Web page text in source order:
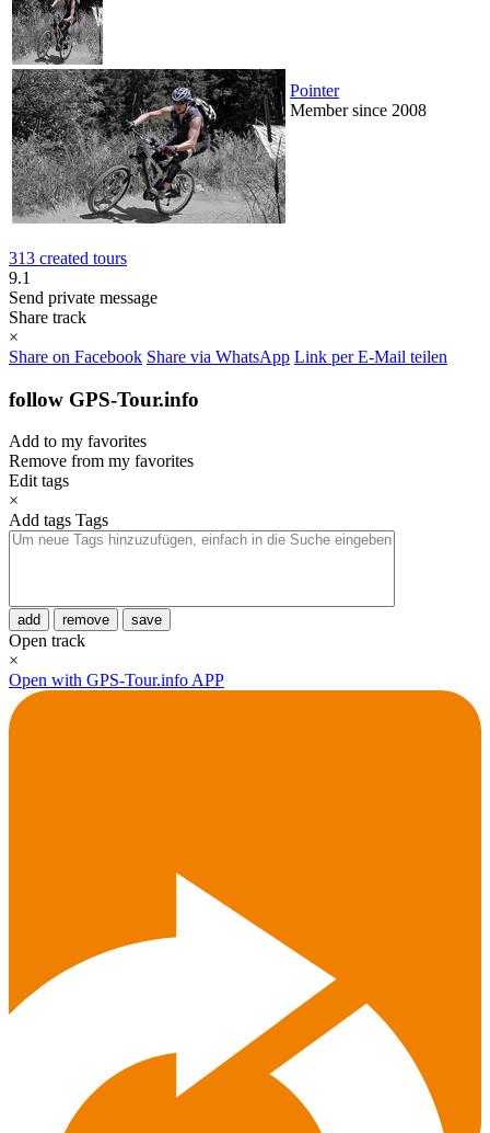
Pointer
Member since 2008
313 created tours
9.1
Send private message
Share track
×
Share on Facebook Share via WhatsApp Link per E-Mail teilen
follow GPS-Tour.info
Add to my favorites
Remove from my favorites
Edit tags
×
Add tags Tags
add remove save
Open track
×
Open with GPS-Tour.info APP